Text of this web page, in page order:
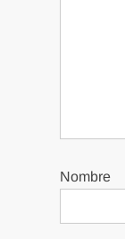
Nombre